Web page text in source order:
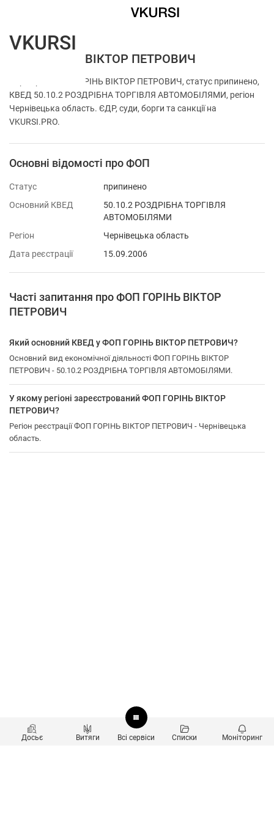
ФОП ГОРІНЬ ВІКТОР ПЕТРОВИЧ
Перевірка ФОП ГОРІНЬ ВІКТОР ПЕТРОВИЧ, статус припинено,
КВЕД 50.10.2 РОЗДРІБНА ТОРГІВЛЯ АВТОМОБІЛЯМИ, регіон
Чернівецька область. ЄДР, суди, борги та санкції на
VKURSI.PRO.
Основні відомості про ФОП
Статус
припинено
Основний КВЕД
50.10.2 РОЗДРІБНА ТОРГІВЛЯ
АВТОМОБІЛЯМИ
Регіон
Чернівецька область
Дата реєстрації
15.09.2006
Часті запитання про ФОП ГОРІНЬ ВІКТОР
ПЕТРОВИЧ
Який основний КВЕД у ФОП ГОРІНЬ ВІКТОР ПЕТРОВИЧ?
Основний вид економічної діяльності ФОП ГОРІНЬ ВІКТОР
ПЕТРОВИЧ - 50.10.2 РОЗДРІБНА ТОРГІВЛЯ АВТОМОБІЛЯМИ.
У якому регіоні зареєстрований ФОП ГОРІНЬ ВІКТОР
ПЕТРОВИЧ?
Регіон реєстрації ФОП ГОРІНЬ ВІКТОР ПЕТРОВИЧ - Чернівецька
область.
Досьє Витяги Всі сервіси Списки Моніторинг
VKURSI